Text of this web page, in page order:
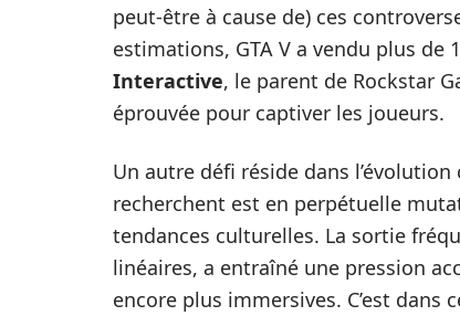
peut-être à cause de) ces
estimations, GTA V a vendu plus de
Interactive, le parent de Rockstar
éprouvée pour captiver les joueurs.
Un autre défi réside dans
recherchent est en perpétuelle
tendances culturelles. La sortie
linéaires, a entraîné une pression
encore plus immersives. C’est dans